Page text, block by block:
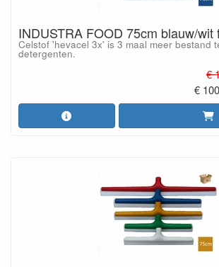
INDUSTRA FOOD 75cm blauw/wit
Celstof 'hevacel 3x' is 3 maal meer bestand
detergenten.
€
€